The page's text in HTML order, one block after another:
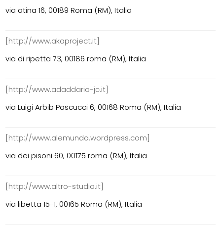
via atina 16, 00189 Roma (RM), Italia
[http://www.akaproject.it]
via di ripetta 73, 00186 roma (RM), Italia
[http://www.adaddario-jc.it]
via Luigi Arbib Pascucci 6, 00168 Roma (RM), Italia
[http://www.alemundo.wordpress.com]
via dei pisoni 60, 00175 roma (RM), Italia
[http://www.altro-studio.it]
via libetta 15-1, 00165 Roma (RM), Italia